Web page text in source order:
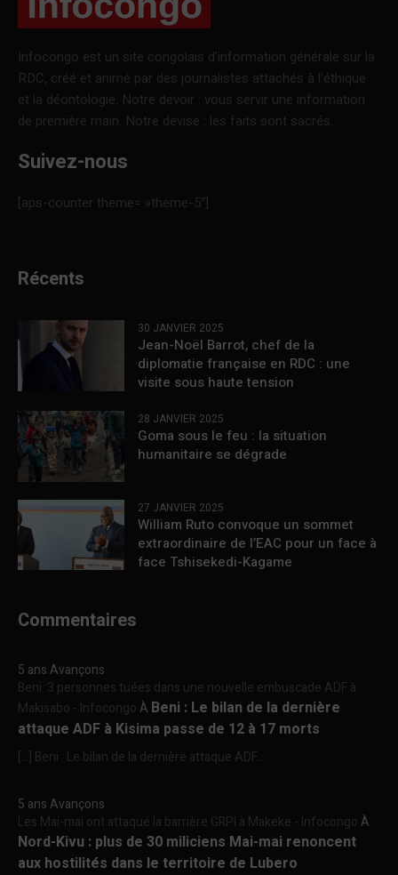
Infocongo est un site congolais d’information générale sur la
RDC, créé et animé par des journalistes attachés à l’éthique
et la déontologie. Notre devoir : vous servir une information
de première main. Notre devise : les faits sont sacrés.
Suivez-nous
[aps-counter theme= »theme-5″]
Récents
30 JANVIER 2025
Jean-Noël Barrot, chef de la
diplomatie française en RDC : une
visite sous haute tension
28 JANVIER 2025
Goma sous le feu : la situation
humanitaire se dégrade
27 JANVIER 2025
William Ruto convoque un sommet
extraordinaire de l’EAC pour un face à
face Tshisekedi-Kagame
Commentaires
5 ans Avançons
Beni :3 personnes tuées dans une nouvelle embuscade ADF à
Makisabo - InfocongoÀ Beni : Le bilan de la dernière
attaque ADF à Kisima passe de 12 à 17 morts
[…] Beni : Le bilan de la dernière attaque ADF...
5 ans Avançons
Les Mai-mai ont attaqué la barrière GRPI à Makeke - InfocongoÀ
Nord-Kivu : plus de 30 miliciens Mai-mai renoncent
aux hostilités dans le territoire de Lubero